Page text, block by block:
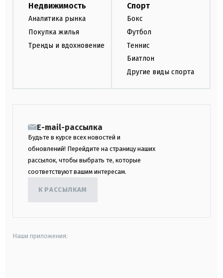
Недвижимость
Аналитика рынка
Покупка жилья
Тренды и вдохновение
Спорт
Бокс
Футбол
Теннис
Биатлон
Другие виды спорта
E-mail-рассылка
Будьте в курсе всех новостей и
обновлений! Перейдите на страницу наших
рассылок, чтобы выбрать те, которые
соответствуют вашим интересам.
К РАССЫЛКАМ
Наши приложения: